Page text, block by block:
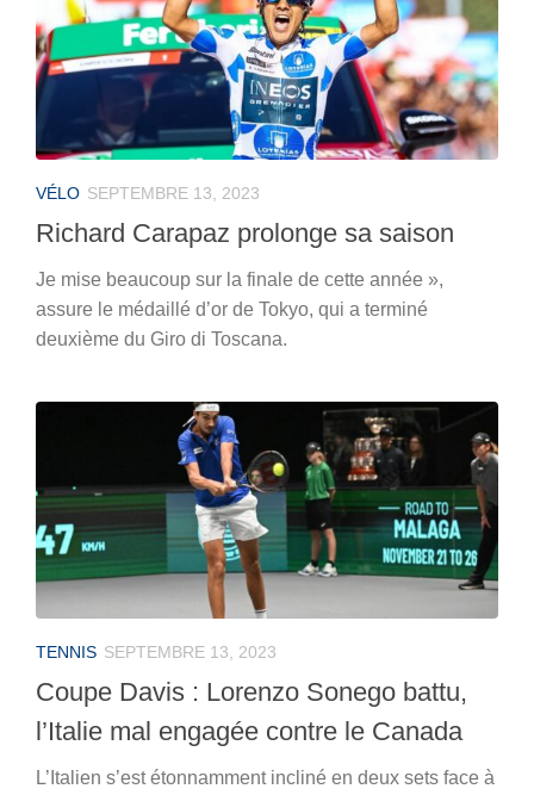
VÉLO SEPTEMBRE 13, 2023
Richard Carapaz prolonge sa saison
Je mise beaucoup sur la finale de cette année »,
assure le médaillé d’or de Tokyo, qui a terminé
deuxième du Giro di Toscana.
TENNIS SEPTEMBRE 13, 2023
Coupe Davis : Lorenzo Sonego battu,
l’Italie mal engagée contre le Canada
L’Italien s’est étonnamment incliné en deux sets face à